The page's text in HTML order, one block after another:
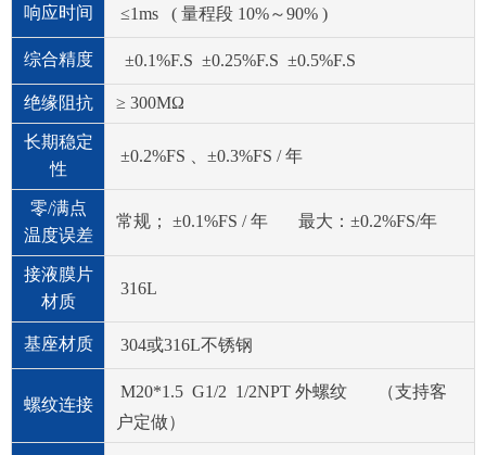
响应时间 ≤1ms ( 量程段 10%～90% )
综合精度 ±0.1%F.S ±0.25%F.S ±0.5%F.S
绝缘阻抗 ≥ 300MΩ
长期稳定
性
±0.2%FS 、±0.3%FS / 年
零/满点
温度误差
常规； ±0.1%FS / 年 最大：±0.2%FS/年
接液膜片
材质
316L
基座材质 304或316L不锈钢
螺纹连接
M20*1.5 G1/2 1/2NPT 外螺纹 （支持客
户定做）